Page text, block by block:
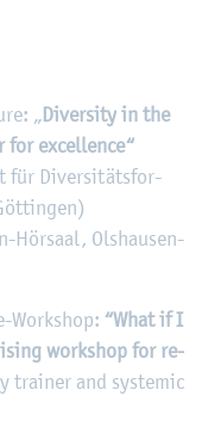
„Di­ver­si­ty in the
for ex­cel­lence“
für Di­ver­si­täts­for­
Hör­saal, Ols­hau­sen­
Work­shop: “What if I
work­shop for re­
trai­ner and sys­te­mic